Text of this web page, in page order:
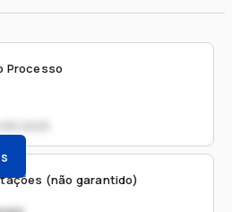
Processo
(não garantido)